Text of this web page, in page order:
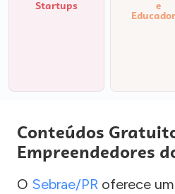
Startups e
Conteúdos
Empreendedores
O Sebrae/PR oferece